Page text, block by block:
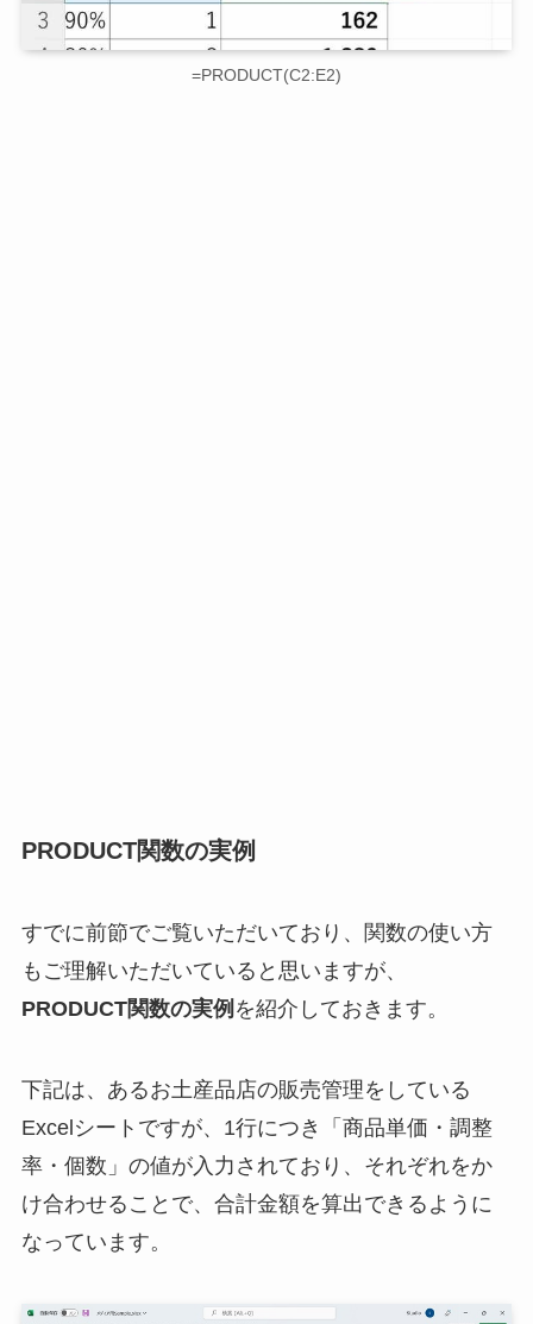
=PRODUCT(C2:E2)
PRODUCT関数の実例
すでに前節でご覧いただいており、関数の使い方
もご理解いただいていると思いますが、
PRODUCT関数の実例 を紹介しておきます。
下記は、あるお土産品店の販売管理をしている
Excelシートですが、1行につき「商品単価・調整
率・個数」の値が入力されており、それぞれをか
け合わせることで、合計金額を算出できるように
なっています。